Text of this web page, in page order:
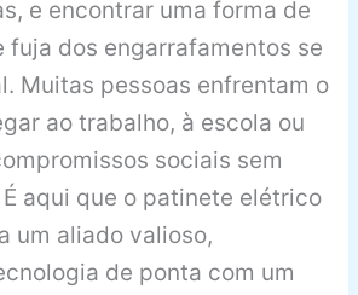
e encontrar uma forma de
fuja dos engarrafamentos se
Muitas pessoas enfrentam o
ao trabalho, à escola ou
sociais sem
aqui que o patinete elétrico
um aliado valioso,
de ponta com um